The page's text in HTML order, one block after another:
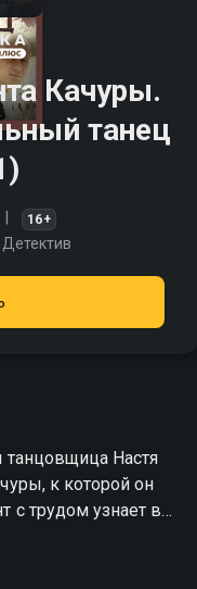
Качуры.
танец
16+
Детектив
танцовщица Настя
к которой он
с трудом узнает в